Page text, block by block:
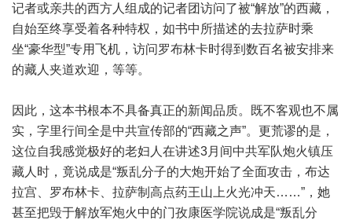
记者或亲共的西方人组成的记者团访问了被“解放”的西藏，
自始至终享受着各种特权，如书中所描述的去拉萨时乘
坐“豪华型”专用飞机，访问罗布林卡时得到数百名被安排来
的藏人夹道欢迎，等等。
因此，这本书根本不具备真正的新闻品质。既不客观也不属
实，字里行间全是中共宣传部的“西藏之声”。更荒谬的是，
这位自我感觉极好的老妇人在讲述3月间中共军队炮火镇压
藏人时，竟说成是“叛乱分子的大炮开始了全面攻击，布达
拉宫、罗布林卡、拉萨制高点药王山上火光冲天……”，她
甚至把毁于解放军炮火中的门孜康医学院说成是“叛乱分